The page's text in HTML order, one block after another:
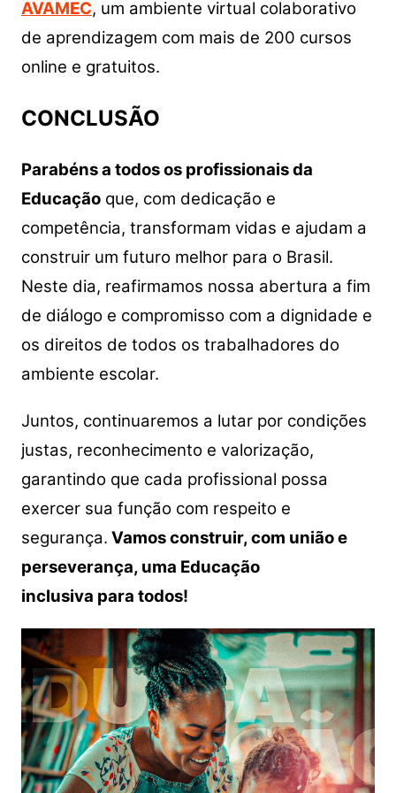
AVAMEC, um ambiente virtual colaborativo
de aprendizagem com mais de 200 cursos
online e gratuitos.
CONCLUSÃO
Parabéns a todos os profissionais da
Educaçãoque, com dedicação e
competência, transformam vidas e ajudam a
construir um futuro melhor para o Brasil.
Neste dia, reafirmamos nossa abertura a fim
de diálogo e compromisso com a dignidade e
os direitos de todos os trabalhadores do
ambiente escolar.
Juntos, continuaremos a lutar por condições
justas, reconhecimento e valorização,
garantindo que cada profissional possa
exercer sua função com respeito e
segurança. Vamos construir, com união e
perseverança, uma Educação
inclusiva para todos!